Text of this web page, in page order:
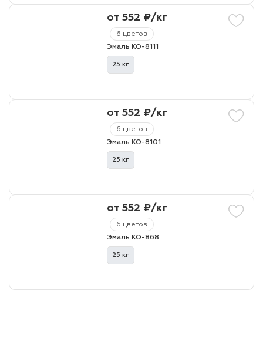
6 цветов
от 552 ₽/кг
Эмаль КО-8111
25 кг
6 цветов
от 552 ₽/кг
Эмаль КО-8101
25 кг
6 цветов
от 552 ₽/кг
Эмаль КО-868
25 кг